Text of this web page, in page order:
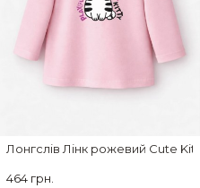
Лонгслів Лінк рожевий Cute Kitty
464 грн.